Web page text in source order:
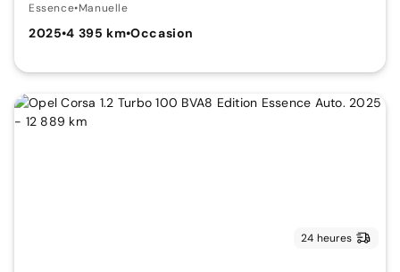
Essence•Manuelle
2025•4 395 km•Occasion
24 heures